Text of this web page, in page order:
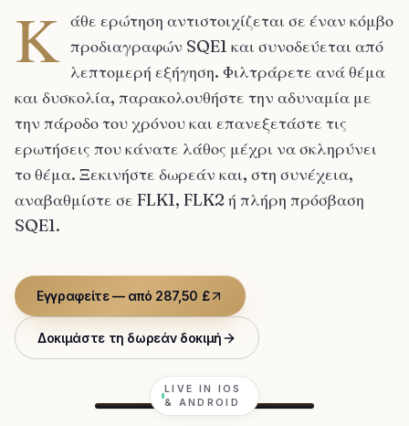
Κ άθε ερώτηση αντιστοιχίζεται σε έναν κόμβο
προδιαγραφών SQE1 και συνοδεύεται από
λεπτομερή εξήγηση. Φιλτράρετε ανά θέμα
και δυσκολία, παρακολουθήστε την αδυναμία με
την πάροδο του χρόνου και επανεξετάστε τις
ερωτήσεις που κάνατε λάθος μέχρι να σκληρύνει
το θέμα. Ξεκινήστε δωρεάν και, στη συνέχεια,
αναβαθμίστε σε FLK1, FLK2 ή πλήρη πρόσβαση
SQE1.
Εγγραφείτε — από 287,50 £
Δοκιμάστε τη δωρεάν δοκιμή
LIVE IN IOS
& ANDROID